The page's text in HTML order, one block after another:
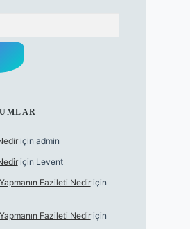
için admin
için Levent
Fazileti Nediriçin
Fazileti Nediriçin